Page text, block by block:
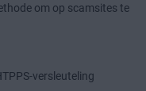
om op scamsites te
versleuteling